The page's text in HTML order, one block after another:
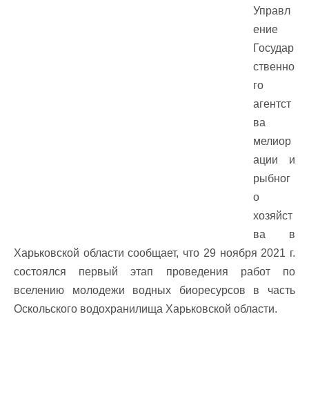
Управл
ение
Государ
ственно
го
агентст
ва
мелиор
ации и
рыбног
о
хозяйст
ва в
Харьковской области сообщает, что 29 ноября 2021 г.
состоялся первый этап проведения работ по
вселению молодежи водных биоресурсов в часть
Оскольского водохранилища Харьковской области.